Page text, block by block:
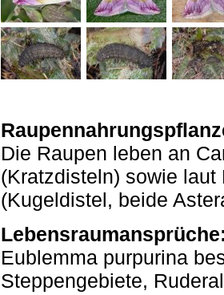
Die Raupen leben an
(Kratzdisteln) sowie
(Kugeldistel, beide
Eublemma purpurina
Steppengebiete,